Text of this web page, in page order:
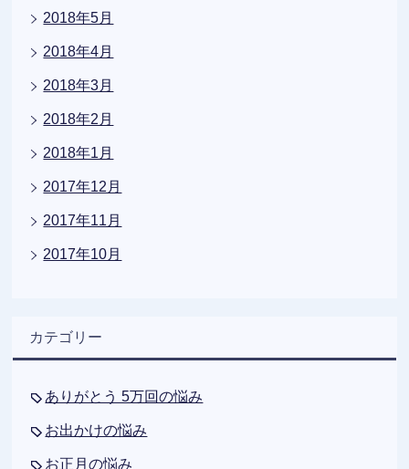
2018年5月
2018年4月
2018年3月
2018年2月
2018年1月
2017年12月
2017年11月
2017年10月
カテゴリー
ありがとう 5万回の悩み
お出かけの悩み
お正月の悩み